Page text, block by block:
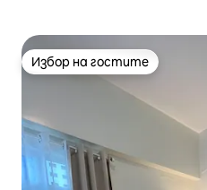
Избор на гостите
Избор на гостите